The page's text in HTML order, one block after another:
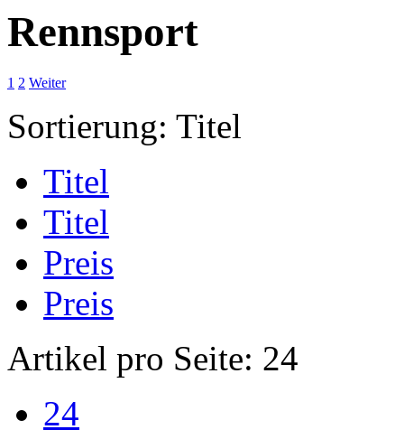
Rennsport
1 2 Weiter
Sortierung: Titel
Titel
Titel
Preis
Preis
Artikel pro Seite: 24
24